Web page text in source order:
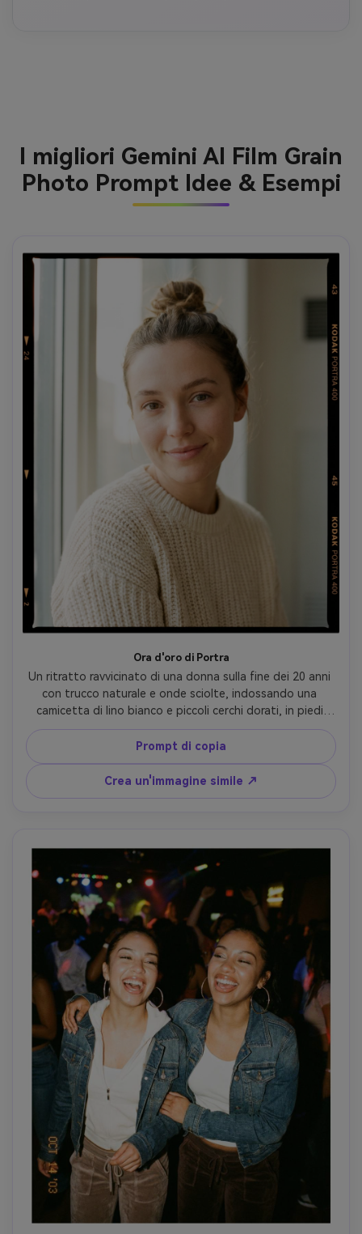
I migliori Gemini AI Film Grain
Photo Prompt Idee & Esempi
Ora d'oro di Portra
Un ritratto ravvicinato di una donna sulla fine dei 20 anni
con trucco naturale e onde sciolte, indossando una
camicetta di lino bianco e piccoli cerchi dorati, in piedi
nell'erba alta all'ora d'oro, calda tavolozza di colori Kodak
Portra 400, delicato roll-off di evidenza, grano fine di
pellicola da 35 mm, vignetta sottile, contrasto morbido,
struttura realistica della pelle con pori, scattato su
Canon AE-1, obiettivo da 85 mm a f/2, profondità di
Prompt di copia
Crea un'immagine simile ↗